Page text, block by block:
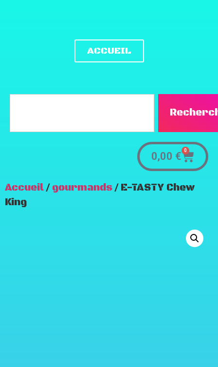
ACCUEIL
0,00 € 0
Accueil/ gourmands/ E-TASTY Chew
King